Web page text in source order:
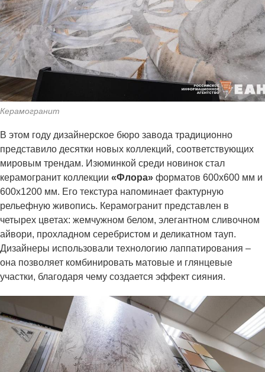
Керамогранит
В этом году дизайнерское бюро завода традиционно
представило десятки новых коллекций, соответствующих
мировым трендам. Изюминкой среди новинок стал
керамогранит коллекции «Флора» форматов 600x600 мм и
600x1200 мм. Его текстура напоминает фактурную
рельефную живопись. Керамогранит представлен в
четырех цветах: жемчужном белом, элегантном сливочном
айвори, прохладном серебристом и деликатном тауп.
Дизайнеры использовали технологию лаппатирования –
она позволяет комбинировать матовые и глянцевые
участки, благодаря чему создается эффект сияния.